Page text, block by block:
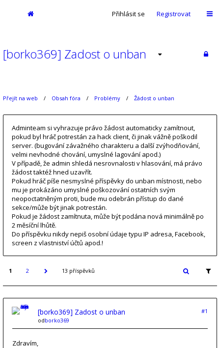
Přihlásit se Registrovat
[borko369] Zadost o unban
Přejít na web Obsah fóra Problémy Žádost o unban
Adminteam si vyhrazuje právo žádost automaticky zamítnout,
pokud byl hráč potrestán za hack client, či jinak vážně poškodil
server. (bugování závažného charakteru a další zvýhodňování,
velmi nevhodné chování, umyslné lagování apod.)
V případě, že admin shledá nesrovnalosti v hlasování, má právo
žádost taktéž hned uzavřít.
Pokud hráč píše nesmyslné příspěvky do unban místnosti, nebo
mu je prokázáno umyslné poškozování ostatních svým
neopoctatněným proti, bude mu odebrán přístup do dané
sekce/může být jinak potrestán.
Pokud je žádost zamítnuta, může být podána nová minimálně po
2 měsíční lhůtě.
Do příspěvku nikdy nepiš osobní údaje typu IP adresa, Facebook,
screen z vlastniství účtů apod.!
1 2 13 příspěvků
[borko369] Zadost o unban
#1
odborko369
Zdravím,